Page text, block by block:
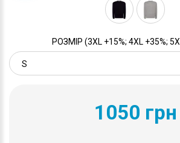
РОЗМІР (3XL +15%; 4XL +35%;
1050 грн